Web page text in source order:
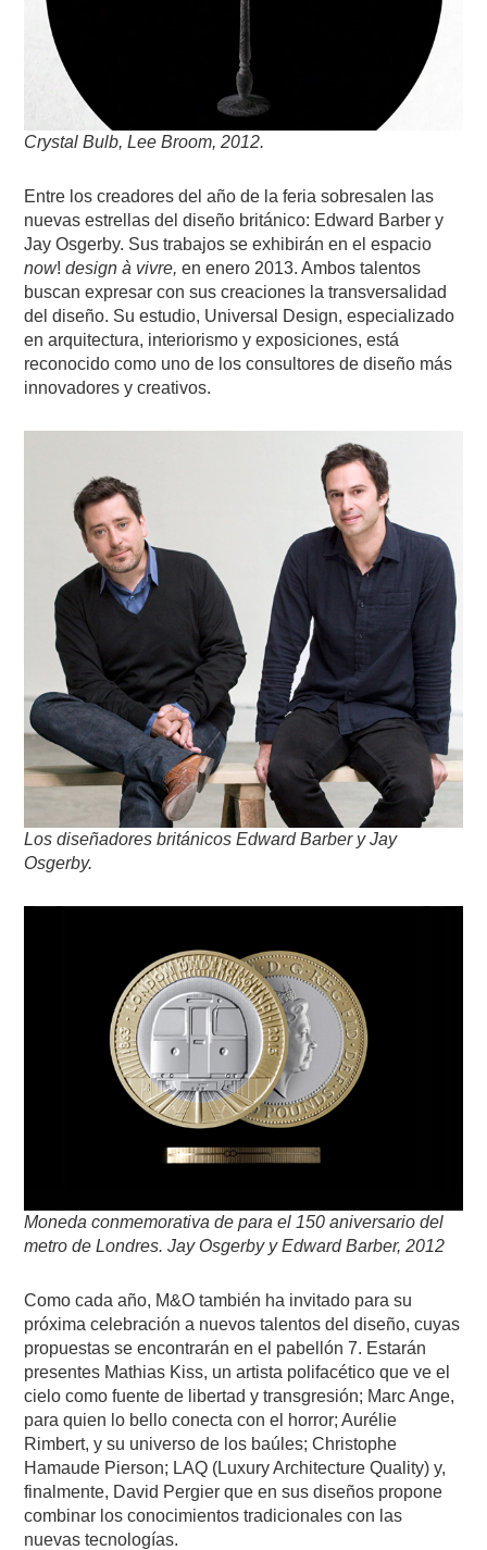
Crystal Bulb, Lee Broom, 2012.
Entre los creadores del año de la feria sobresalen las
nuevas estrellas del diseño británico: Edward Barber y
Jay Osgerby. Sus trabajos se exhibirán en el espacio
now!design à vivre,en enero 2013. Ambos talentos
buscan expresar con sus creaciones la transversalidad
del diseño. Su estudio, Universal Design, especializado
en arquitectura, interiorismo y exposiciones, está
reconocido como uno de los consultores de diseño más
innovadores y creativos.
Los diseñadores británicos Edward Barber y Jay
Osgerby.
Moneda conmemorativa de para el 150 aniversario del
metro de Londres. Jay Osgerby y Edward Barber, 2012
Como cada año, M&O también ha invitado para su
próxima celebración a nuevos talentos del diseño, cuyas
propuestas se encontrarán en el pabellón 7. Estarán
presentes Mathias Kiss, un artista polifacético que ve el
cielo como fuente de libertad y transgresión; Marc Ange,
para quien lo bello conecta con el horror; Aurélie
Rimbert, y su universo de los baúles; Christophe
Hamaude Pierson; LAQ (Luxury Architecture Quality) y,
finalmente, David Pergier que en sus diseños propone
combinar los conocimientos tradicionales con las
nuevas tecnologías.